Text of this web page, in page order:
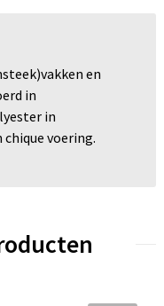
en
in
in
voering.